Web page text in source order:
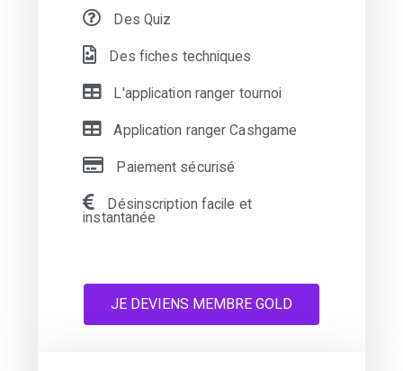
Des Quiz
Des fiches techniques
L'application ranger tournoi
Application ranger Cashgame
Paiement sécurisé
Désinscription facile et
instantanée
JE DEVIENS MEMBRE GOLD